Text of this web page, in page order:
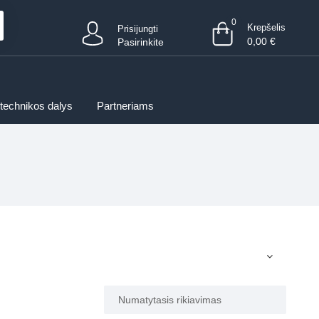
Prisijungti
Pasirinkite
0 Krepšelis
0,00 €
dalys Partneriams